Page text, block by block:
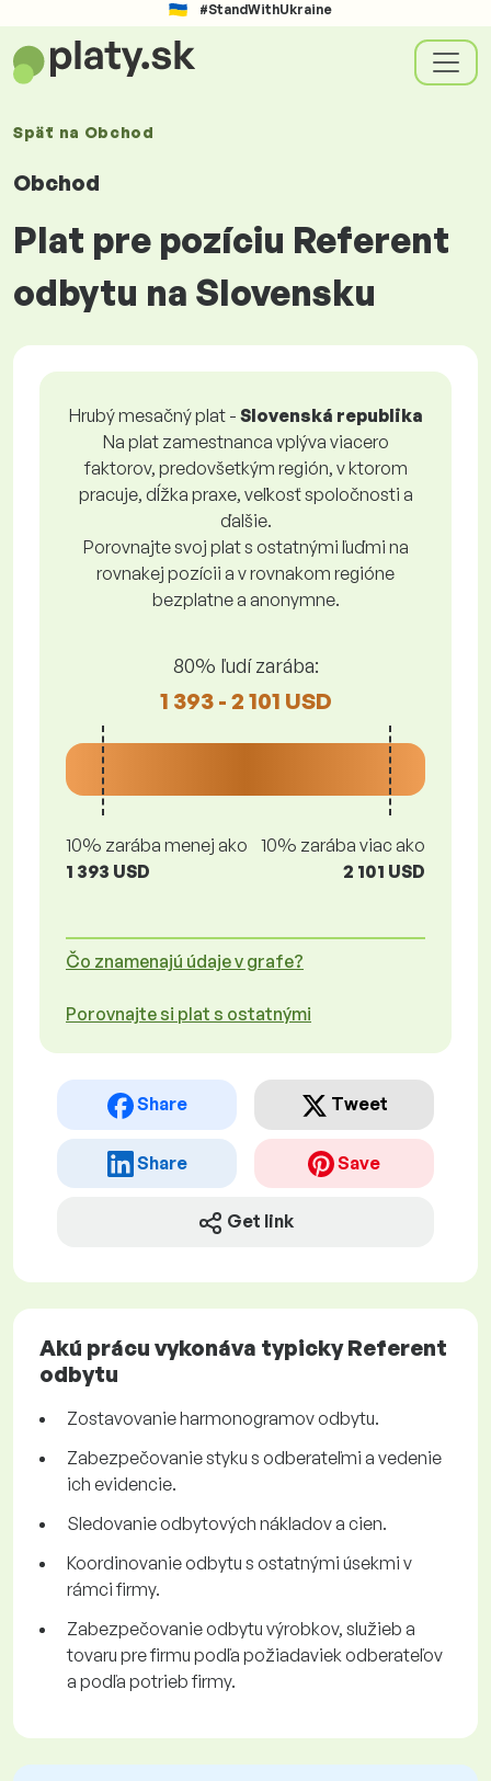
#StandWithUkraine
Späť na Obchod
Obchod
Plat pre pozíciu Referent
odbytu na Slovensku
Hrubý mesačný plat - Slovenská republika
Na plat zamestnanca vplýva viacero
faktorov, predovšetkým región, v ktorom
pracuje, dĺžka praxe, veľkosť spoločnosti a
ďalšie.
Porovnajte svoj plat s ostatnými ľuďmi na
rovnakej pozícii a v rovnakom regióne
bezplatne a anonymne.
80% ľudí zarába:
1 393 - 2 101 USD
10% zarába menej ako
1 393 USD
10% zarába viac ako
2 101 USD
Čo znamenajú údaje v grafe?
Porovnajte si plat s ostatnými
Share Tweet
Share Save
Get link
Akú prácu vykonáva typicky Referent
odbytu
Zostavovanie harmonogramov odbytu.
Zabezpečovanie styku s odberateľmi a vedenie
ich evidencie.
Sledovanie odbytových nákladov a cien.
Koordinovanie odbytu s ostatnými úsekmi v
rámci firmy.
Zabezpečovanie odbytu výrobkov, služieb a
tovaru pre firmu podľa požiadaviek odberateľov
a podľa potrieb firmy.